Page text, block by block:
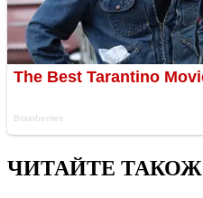
ЧИТАЙТЕ ТАКОЖ